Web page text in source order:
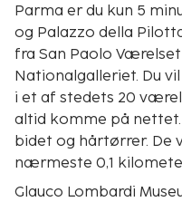
Parma er du kun 5
og Palazzo della Pilotta. Dette hostel ligger 2,5
fra San Paolo
Nationalgalleriet. Du
i et af stedets 20
altid komme på
bidet og hårtørrer. De
nærmeste 0,1
Glauco Lombardi